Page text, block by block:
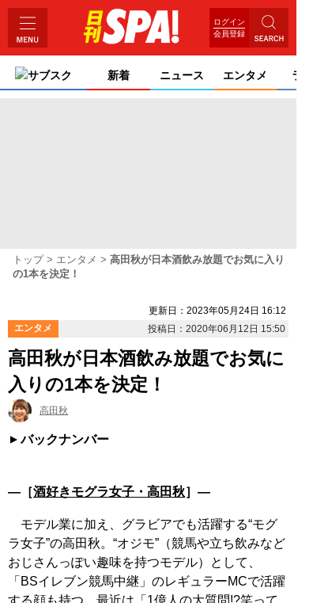
ログイン
会員登録
サブスク 新着 ニュース エンタメ ライ
トップ エンタメ
高田秋が日本酒飲み放題でお気に入り
の1本を決定！
更新日：2023年05月24日 16:12
エンタメ
投稿日：2020年06月12日 15:50
高田秋が日本酒飲み放題でお気に
入りの1本を決定！
高田秋
バックナンバー
―［酒好きモグラ女子・高田秋］―
モデル業に加え、グラビアでも活躍する“モグ
ラ女子”の高田秋。“オジモ”（競馬や立ち飲みなど
おじさんっぽい趣味を持つモデル）として、
「BSイレブン競馬中継」のレギュラーMCで活躍
する顔も持つ。最近は「1億人の大質問!?笑って